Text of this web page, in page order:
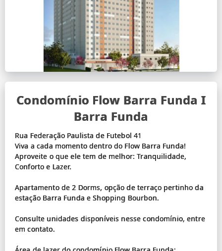
Condomínio Flow Barra Funda I
Barra Funda
Rua Federação Paulista de Futebol 41
Viva a cada momento dentro do Flow Barra Funda!
Aproveite o que ele tem de melhor: Tranquilidade,
Conforto e Lazer.
Apartamento de 2 Dorms, opção de terraço pertinho da
estação Barra Funda e Shopping Bourbon.
Consulte unidades disponíveis nesse condomínio, entre
em contato.